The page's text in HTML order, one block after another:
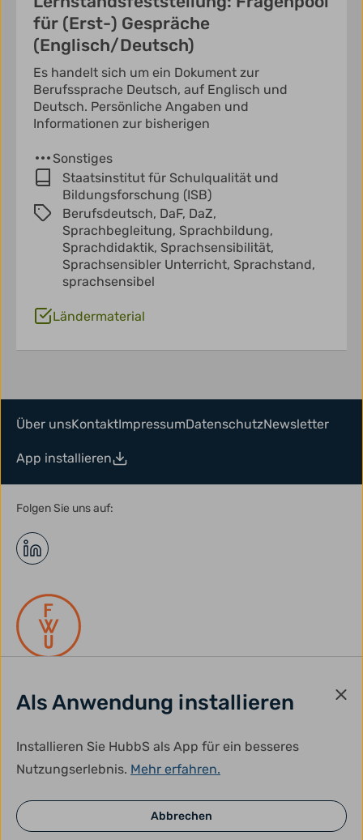
für (Erst-) Gespräche
(Englisch/Deutsch)
Es handelt sich um ein Dokument zur
Berufssprache Deutsch, auf Englisch und
Deutsch. Persönliche Angaben und
Informationen zur bisherigen
Sonstiges
Staatsinstitut für Schulqualität und
Bildungsforschung (ISB)
Berufsdeutsch, DaF, DaZ,
Sprachbegleitung, Sprachbildung,
Sprachdidaktik, Sprachsensibilität,
Sprachsensibler Unterricht, Sprachstand,
sprachsensibel
Ländermaterial
Als Anwendung installieren
Installieren Sie HubbS als App für ein besseres
Nutzungserlebnis. Mehr erfahren.
Abbrechen
Über unsKontaktImpressumDatenschutzNewsletter
App installieren
Folgen Sie uns auf:
gefördert durch: